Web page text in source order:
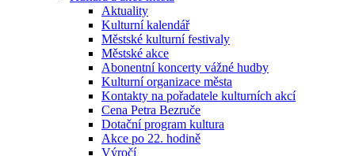
Aktuality
Kulturní kalendář
Městské kulturní festivaly
Městské akce
Abonentní koncerty vážné hudby
Kulturní organizace města
Kontakty na pořadatele kulturních akcí
Cena Petra Bezruče
Dotační program kultura
Akce po 22. hodině
Výročí